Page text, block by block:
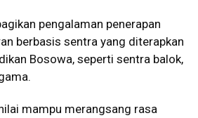
pengalaman penerapan
berbasis sentra yang diterapkan
Bosowa, seperti sentra balok,
mampu merangsang rasa